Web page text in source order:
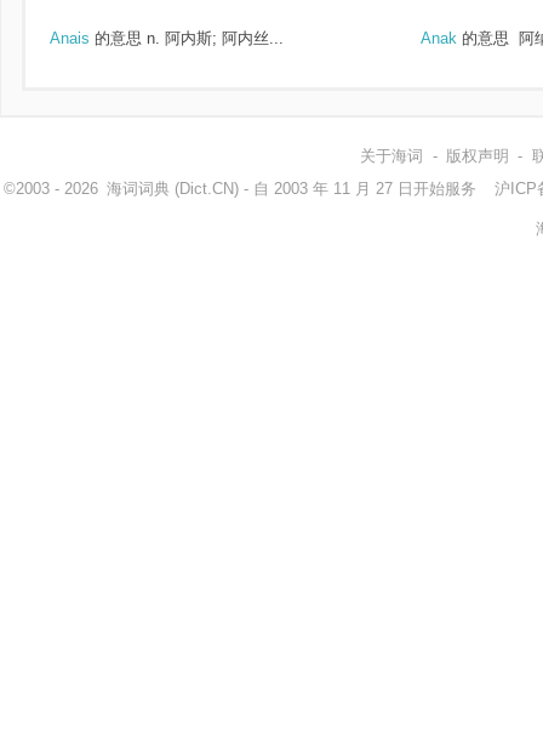
Anais 的意思 n. 阿内斯; 阿内丝... Anak 的意思 阿
关于海词 - 版权声明 -
©2003 - 2026 海词词典 (Dict.CN) - 自 2003 年 11 月 27 日开始服务 沪ICP